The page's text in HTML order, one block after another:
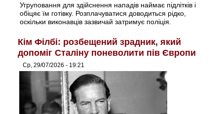
Угруповання для здійснення нападів наймає підлітків і
обіцяє їм готівку. Розплачуватися доводиться рідко,
оскільки виконавців зазвичай затримує поліція.
Кім Філбі: розбещений зрадник, який
допоміг Сталіну поневолити пів Європи
Ср, 29/07/2026 - 19:21